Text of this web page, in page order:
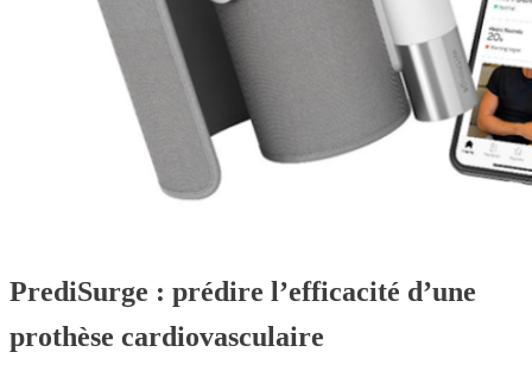
PrediSurge : prédire l’efficacité d’une
prothèse cardiovasculaire